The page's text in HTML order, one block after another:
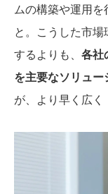
ムの構築や運用
と。こうした市
するよりも、 各社
を主要なソリュー
が、より早く広く